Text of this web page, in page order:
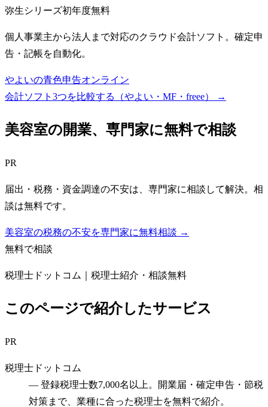
弥生シリーズ初年度無料
個人事業主から法人まで対応のクラウド会計ソフト。確定申
告・記帳を自動化。
やよいの青色申告オンライン
会計ソフト3つを比較する（やよい・MF・freee）
→
美容室の開業、専門家に無料で相談
PR
届出・税務・資金調達の不安は、専門家に相談して解決。相
談は無料です。
美容室の税務の不安を専門家に無料相談 →
無料で相談
税理士ドットコム｜税理士紹介・相談無料
このページで紹介したサービス
PR
税理士ドットコム
— 登録税理士数7,000名以上。開業届・確定申告・節税
対策まで、業種に合った税理士を無料で紹介。